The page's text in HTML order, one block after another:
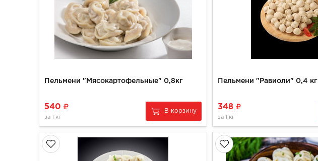
Пельмени "Мясокартофельные" 0,8кг
540
за 1 кг
В корзину
Пельмени "Равиоли" 0,4 кг
348
за 1 кг